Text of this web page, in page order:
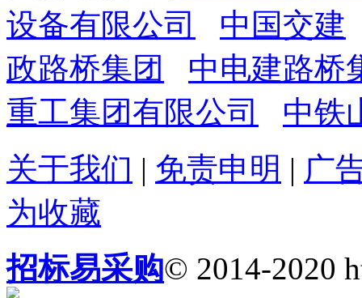
设备有限公司
中国交建
政路桥集团
中电建路桥
重工集团有限公司
中铁
关于我们 | 免责申明 | 广
为收藏
招标易采购© 2014-2020